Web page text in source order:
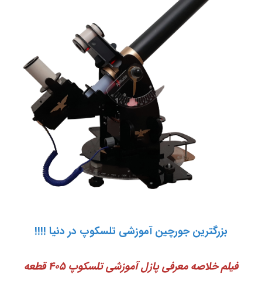
بزرگترین جورچین آموزشی تلسکوپ در دنیا !!!!
فیلم خلاصه معرفی پازل آموزشی تلسکوپ 405 قطعه